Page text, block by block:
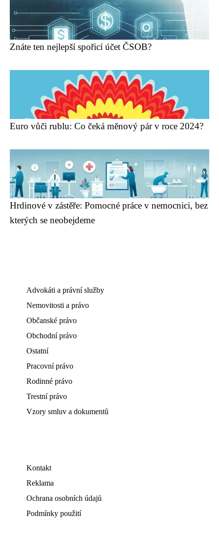
Znáte ten nejlepší spořicí účet ČSOB?
Euro vůči rublu: Co čeká měnový pár v roce 2024?
Hrdinové v zástěře: Pomocné práce v nemocnici, bez
kterých se neobejdeme
Advokáti a právní služby
Nemovitosti a právo
Občanské právo
Obchodní právo
Ostatní
Pracovní právo
Rodinné právo
Trestní právo
Vzory smluv a dokumentů
Kontakt
Reklama
Ochrana osobních údajů
Podmínky použití